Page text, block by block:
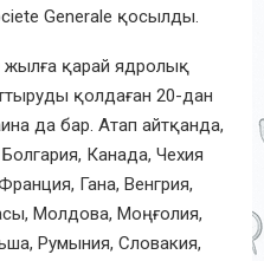
Generale қосылды.
жылға қарай ядролық
қолдаған 20-дан
да бар. Атап айтқанда,
Канада, Чехия
Гана, Венгрия,
Молдова, Моңғолия,
Румыния, Словакия,